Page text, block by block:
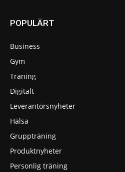
POPULÄRT
Business
Gym
Träning
Digitalt
Leverantörsnyheter
Hälsa
Gruppträning
Produktnyheter
Personlig träning